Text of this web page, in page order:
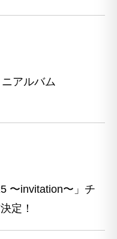
アルバム
〜invitation〜」チ
定！